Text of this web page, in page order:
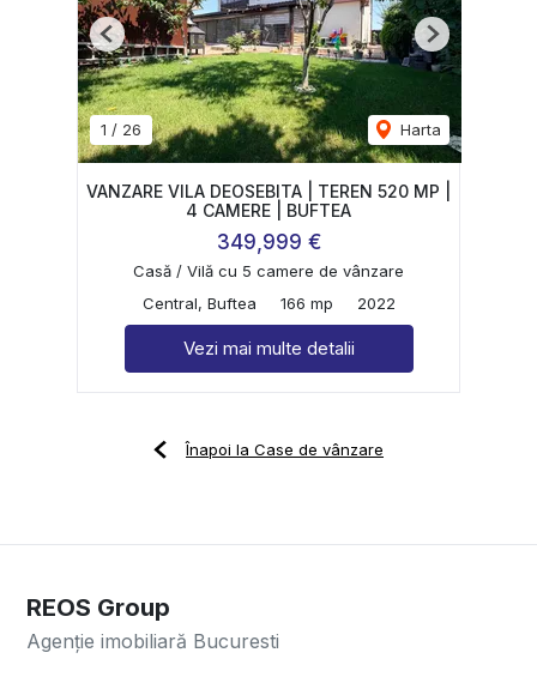
1 / 26 Harta
Previous Next
VANZARE VILA DEOSEBITA | TEREN 520 MP |
4 CAMERE | BUFTEA
349,999 €
Casă / Vilă cu 5 camere de vânzare
Central, Buftea
166 mp 2022
Vezi mai multe detalii
Înapoi la Case de vânzare
REOS Group
Agenție imobiliară Bucuresti